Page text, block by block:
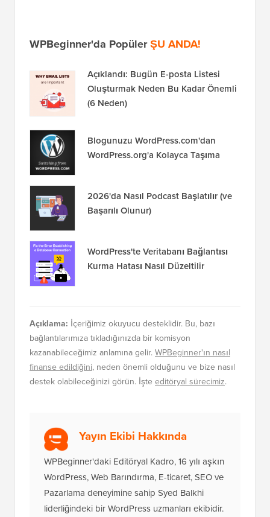
WPBeginner'da PopülerŞU ANDA!
Açıklandı: Bugün E-posta Listesi
Oluşturmak Neden Bu Kadar Önemli
(6 Neden)
Blogunuzu WordPress.com'dan
WordPress.org'a Kolayca Taşıma
2026'da Nasıl Podcast Başlatılır (ve
Başarılı Olunur)
WordPress'te Veritabanı Bağlantısı
Kurma Hatası Nasıl Düzeltilir
Açıklama: İçeriğimiz okuyucu desteklidir. Bu, bazı
bağlantılarımıza tıkladığınızda bir komisyon
kazanabileceğimiz anlamına gelir. WPBeginner'ın nasıl
finanse edildiğini, neden önemli olduğunu ve bize nasıl
destek olabileceğinizi görün. İşte editöryal sürecimiz.
Yayın Ekibi Hakkında
WPBeginner'daki Editöryal Kadro, 16 yılı aşkın
WordPress, Web Barındırma, E-ticaret, SEO ve
Pazarlama deneyimine sahip Syed Balkhi
liderliğindeki bir WordPress uzmanları ekibidir.